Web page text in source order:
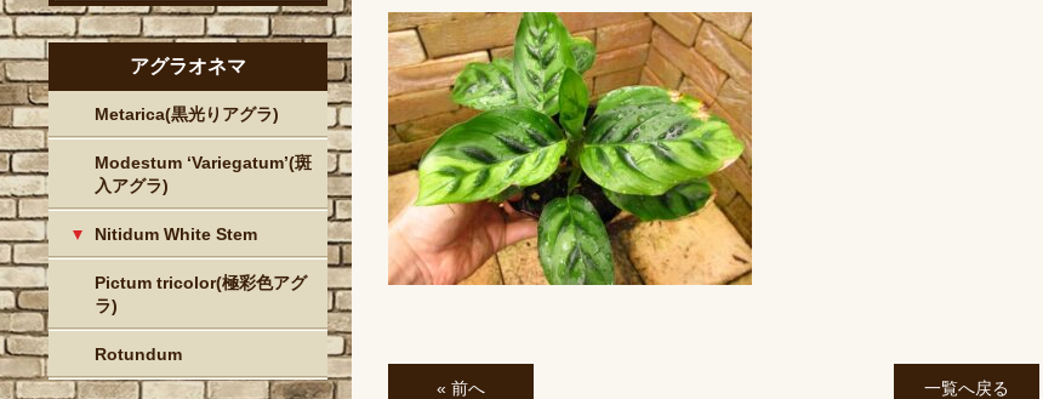
« 前へ 一覧へ戻る
アグラオネマ
Metarica(黒光りアグラ)
Modestum ‘Variegatum’(斑
入アグラ)
Nitidum White Stem
Pictum tricolor(極彩色アグ
ラ)
Rotundum